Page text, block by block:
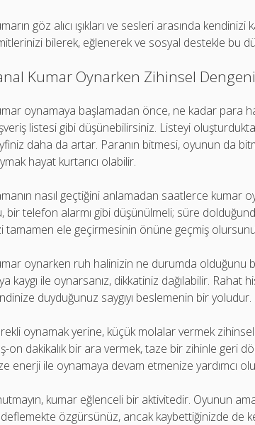
göz alıcı ışıkları ve sesleri arasında
bilerek, eğlenerek ve sosyal destekle bu
Kumar Oynarken Zihinsel
oynamaya başlamadan önce, ne kadar para
listesi gibi düşünebilirsiniz. Listeyi
daha da artar. Paranın bitmesi, oyunun da
hayat kurtarıcı olabilir.
nasıl geçtiğini anlamadan saatlerce kumar
bir telefon alarmı gibi düşünülmeli; süre
tamamen ele geçirmesinin önüne geçmiş
oynarken ruh halinizin ne durumda olduğunu
kaygı ile oynarsanız, dikkatiniz dağılabilir. Rahat
duyduğunuz saygıyı beslemenin bir yoludur.
oynamak yerine, küçük molalar vermek
on dakikalık bir ara vermek, taze bir zihinle geri
enerji ile oynamaya devam etmenize yardımcı
kumar eğlenceli bir aktivitedir. Oyunun
özgürsünüz, ancak kaybettiğinizde de